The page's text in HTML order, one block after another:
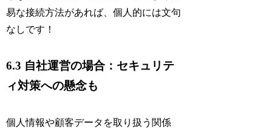
易な接続方法があれば、個人的には文句
なしです！
6.3 自社運営の場合：セキュリテ
ィ対策への懸念も
個人情報や顧客データを取り扱う関係